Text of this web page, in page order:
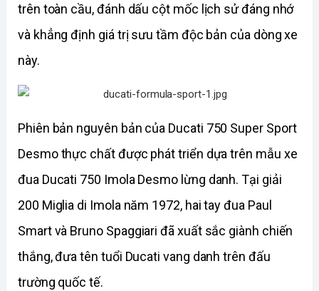
trên toàn cầu, đánh dấu cột mốc lịch sử đáng nhớ
và khẳng định giá trị sưu tầm độc bản của dòng xe
này.
Phiên bản nguyên bản của Ducati 750 Super Sport
Desmo thực chất được phát triển dựa trên mẫu xe
đua Ducati 750 Imola Desmo lừng danh. Tại giải
200 Miglia di Imola năm 1972, hai tay đua Paul
Smart và Bruno Spaggiari đã xuất sắc giành chiến
thắng, đưa tên tuổi Ducati vang danh trên đấu
trường quốc tế.